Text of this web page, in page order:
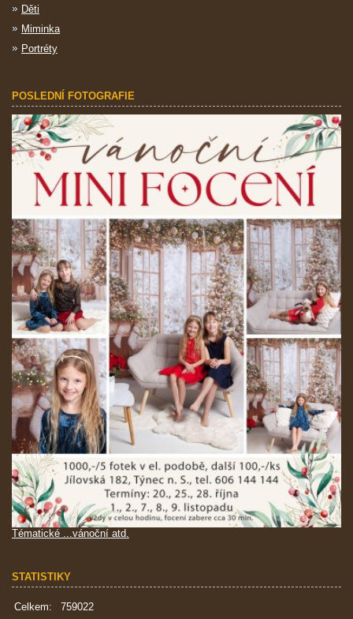
Děti
Miminka
Portréty
POSLEDNÍ FOTOGRAFIE
Tématické ...vánoční atd.
STATISTIKY
Celkem: 759022